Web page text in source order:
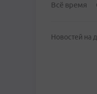
Всё время
Новостей на